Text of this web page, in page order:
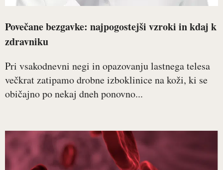
Povečane bezgavke: najpogostejši vzroki in kdaj k
zdravniku
Pri vsakodnevni negi in opazovanju lastnega telesa
večkrat zatipamo drobne izboklinice na koži, ki se
običajno po nekaj dneh ponovno...